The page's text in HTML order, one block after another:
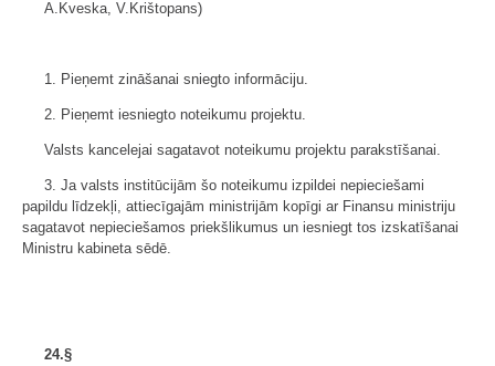
A.Kveska, V.Krištopans)
1. Pieņemt zināšanai sniegto informāciju.
2. Pieņemt iesniegto noteikumu projektu.
Valsts kancelejai sagatavot noteikumu projektu parakstīšanai.
3. Ja valsts institūcijām šo noteikumu izpildei nepieciešami
papildu līdzekļi, attiecīgajām ministrijām kopīgi ar Finansu ministriju
sagatavot nepieciešamos priekšlikumus un iesniegt tos izskatīšanai
Ministru kabineta sēdē.
24.§